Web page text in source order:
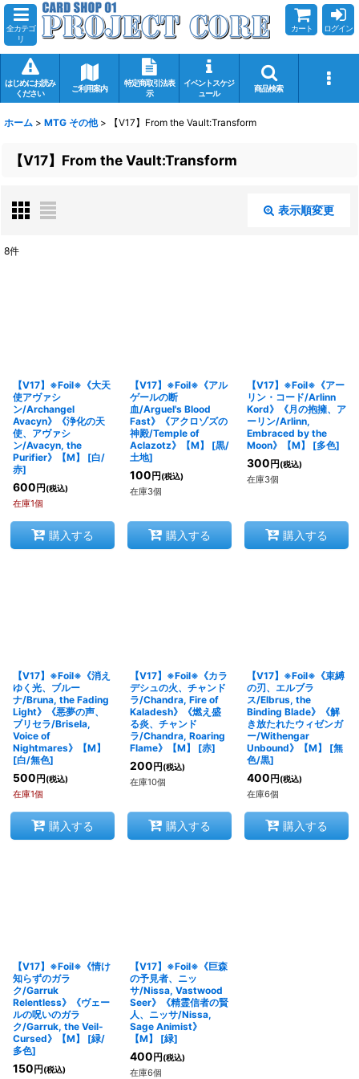
全カテゴ
リ
カート ログイン
はじめにお読み
ください
ご利用案内
特定商取引法表
示
イベントスケジ
ュール
商品検索
ホーム > MTG その他 > 【V17】From the Vault:Transform
【V17】From the Vault:Transform
表示順変更
絞り込む
8件
【V17】※Foil※《大天
使アヴァシ
ン/Archangel
Avacyn》《浄化の天
使、アヴァシ
ン/Avacyn, the
Purifier》【M】
[白/
赤]
600 円 (税込)
在庫1個
購入する
【V17】※Foil※《アル
ゲールの断
血/Arguel's Blood
Fast》《アクロゾズの
神殿/Temple of
Aclazotz》【M】
[黒/
土地]
100 円 (税込)
在庫3個
購入する
【V17】※Foil※《アー
リン・コード/Arlinn
Kord》《月の抱擁、ア
ーリン/Arlinn,
Embraced by the
Moon》【M】
[多色]
300 円 (税込)
在庫3個
購入する
【V17】※Foil※《消え
ゆく光、ブルー
ナ/Bruna, the Fading
Light》《悪夢の声、
ブリセラ/Brisela,
Voice of
Nightmares》【M】
[白/無色]
500 円 (税込)
在庫1個
購入する
【V17】※Foil※《カラ
デシュの火、チャンド
ラ/Chandra, Fire of
Kaladesh》《燃え盛
る炎、チャンド
ラ/Chandra, Roaring
Flame》【M】
[赤]
200 円 (税込)
在庫10個
購入する
【V17】※Foil※《束縛
の刃、エルブラ
ス/Elbrus, the
Binding Blade》《解
き放たれたウィゼンガ
ー/Withengar
Unbound》【M】
[無
色/黒]
400 円 (税込)
在庫6個
購入する
【V17】※Foil※《情け
知らずのガラ
ク/Garruk
Relentless》《ヴェー
ルの呪いのガラ
ク/Garruk, the Veil-
Cursed》【M】
[緑/
多色]
150 円 (税込)
【V17】※Foil※《巨森
の予見者、ニッ
サ/Nissa, Vastwood
Seer》《精霊信者の賢
人、ニッサ/Nissa,
Sage Animist》
【M】
[緑]
400 円 (税込)
在庫6個